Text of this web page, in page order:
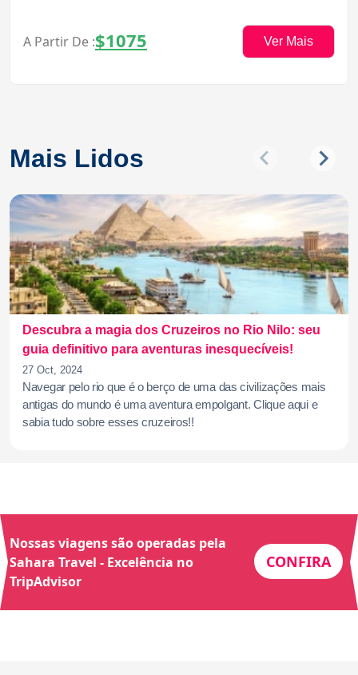
A Partir De :$1075 Ver Mais
Mais Lidos
Descubra a magia dos Cruzeiros no Rio Nilo: seu
guia definitivo para aventuras inesquecíveis!
27 Oct, 2024
Navegar pelo rio que é o berço de uma das civilizações mais
antigas do mundo é uma aventura empolgant. Clique aqui e
sabia tudo sobre esses cruzeiros!!
Nossas viagens são operadas pela
Sahara Travel - Excelência no
TripAdvisor
CONFIRA